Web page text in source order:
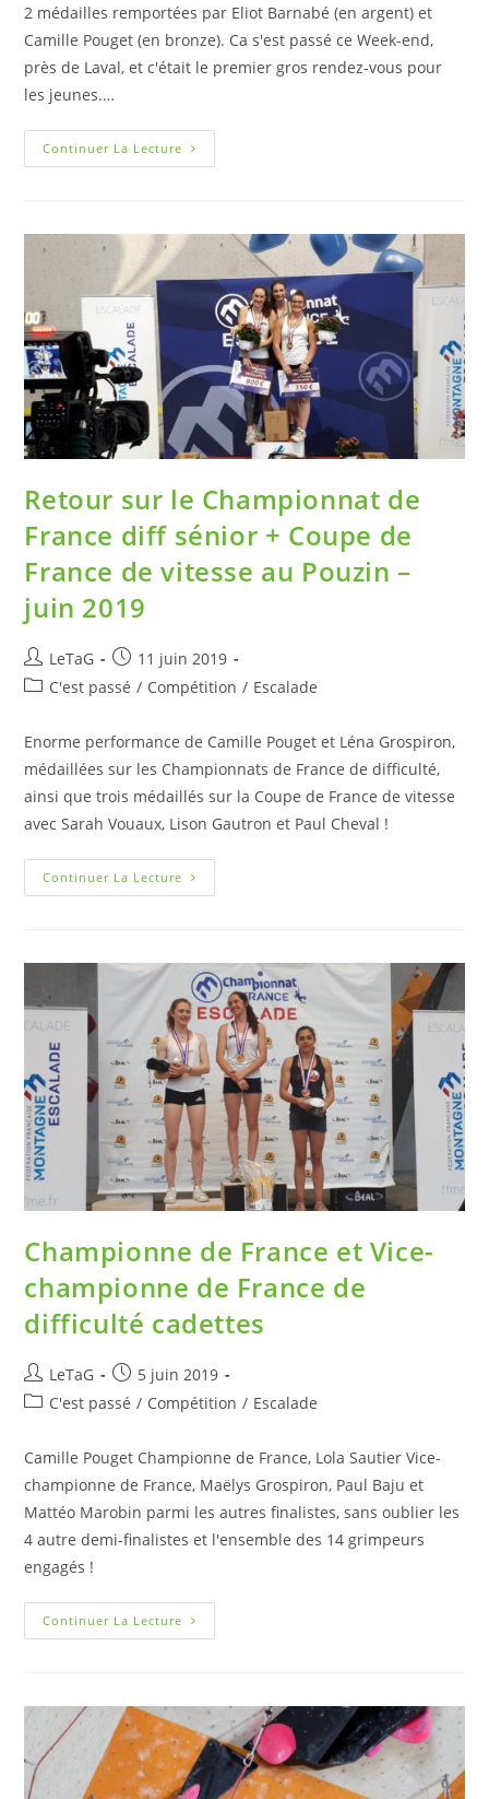
2 médailles remportées par Eliot Barnabé (en argent) et
Camille Pouget (en bronze). Ca s'est passé ce Week-end,
près de Laval, et c'était le premier gros rendez-vous pour
les jeunes.…
Continuer La Lecture
Retour sur le Championnat de
France diff sénior + Coupe de
France de vitesse au Pouzin –
juin 2019
LeTaG
11 juin 2019
C'est passé / Compétition / Escalade
Enorme performance de Camille Pouget et Léna Grospiron,
médaillées sur les Championnats de France de difficulté,
ainsi que trois médaillés sur la Coupe de France de vitesse
avec Sarah Vouaux, Lison Gautron et Paul Cheval !
Continuer La Lecture
Championne de France et Vice-
championne de France de
difficulté cadettes
LeTaG
5 juin 2019
C'est passé / Compétition / Escalade
Camille Pouget Championne de France, Lola Sautier Vice-
championne de France, Maëlys Grospiron, Paul Baju et
Mattéo Marobin parmi les autres finalistes, sans oublier les
4 autre demi-finalistes et l'ensemble des 14 grimpeurs
engagés !
Continuer La Lecture